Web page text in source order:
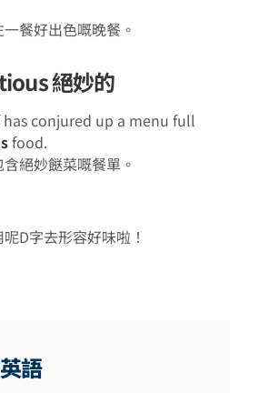
餐好出色嘅晚餐。
絕妙的
conjured up a menu full
food.
絕妙餸菜嘅餐單。
D字去形容好味啦！
語